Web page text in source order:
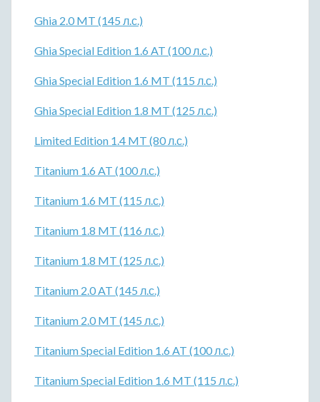
Ghia 2.0 MT (145 л.с.)
Ghia Special Edition 1.6 AT (100 л.с.)
Ghia Special Edition 1.6 MT (115 л.с.)
Ghia Special Edition 1.8 MT (125 л.с.)
Limited Edition 1.4 MT (80 л.с.)
Titanium 1.6 AT (100 л.с.)
Titanium 1.6 MT (115 л.с.)
Titanium 1.8 MT (116 л.с.)
Titanium 1.8 MT (125 л.с.)
Titanium 2.0 AT (145 л.с.)
Titanium 2.0 MT (145 л.с.)
Titanium Special Edition 1.6 AT (100 л.с.)
Titanium Special Edition 1.6 MT (115 л.с.)